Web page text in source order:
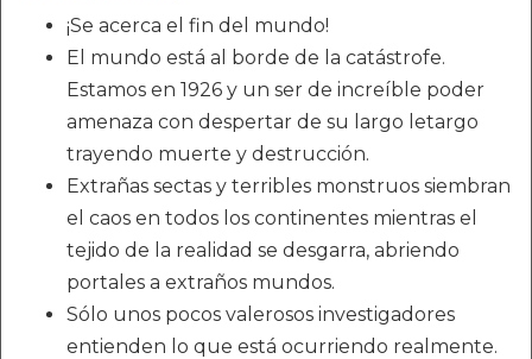
¡Se acerca el fin del mundo!
El mundo está al borde de la catástrofe.
Estamos en 1926 y un ser de increíble poder
amenaza con despertar de su largo letargo
trayendo muerte y destrucción.
Extrañas sectas y terribles monstruos siembran
el caos en todos los continentes mientras el
tejido de la realidad se desgarra, abriendo
portales a extraños mundos.
Sólo unos pocos valerosos investigadores
entienden lo que está ocurriendo realmente.